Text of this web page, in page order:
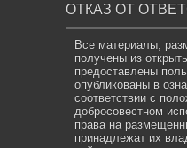
ОТКАЗ ОТ
Все материалы,
получены из
предоставлены
опубликованы в
соответствии с
добросовестном
права на
принадлежат их